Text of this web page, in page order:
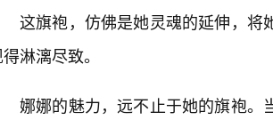
这旗袍，仿佛是她灵魂的延伸，将
淋漓尽致。
娜娜的魅力，远不止于她的旗袍。